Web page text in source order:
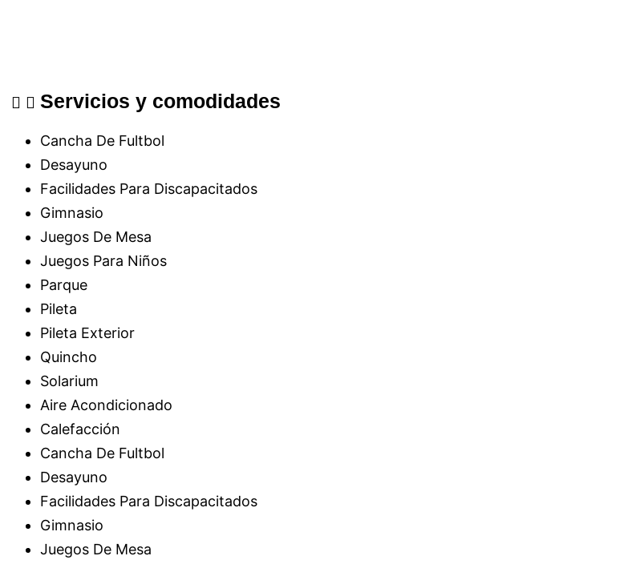
Servicios y comodidades
Cancha De Fultbol
Desayuno
Facilidades Para Discapacitados
Gimnasio
Juegos De Mesa
Juegos Para Niños
Parque
Pileta
Pileta Exterior
Quincho
Solarium
Aire Acondicionado
Calefacción
Cancha De Fultbol
Desayuno
Facilidades Para Discapacitados
Gimnasio
Juegos De Mesa